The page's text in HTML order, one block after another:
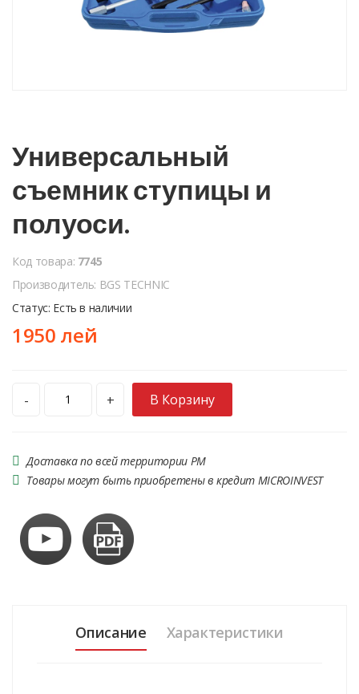
Универсальный
съемник ступицы и
полуоси.
Код товара: 7745
Производитель: BGS TECHNIC
Статус: Есть в наличии
1950 лей
- + В Корзину
Доставка по всей территории РМ
Товары могут быть приобретены в кредит MICROINVEST
Описание Характеристики